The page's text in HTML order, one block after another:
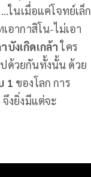
ในเมื่อแค่โจทย์เล็ก
อากาสิโน-ไม่เอา
บังเกิดเกล้าใคร
ด้วยกันทั้งนั้น ด้วย
1 ของโลก การ
งยิ่งมีแต่จะ